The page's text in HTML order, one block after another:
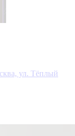
ул. Тёплый